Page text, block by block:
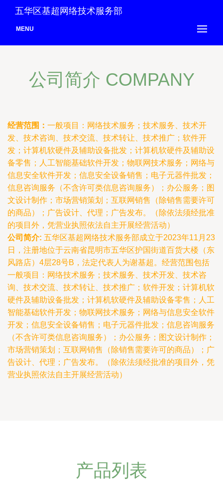
五华区基超网络技术服务部
MENU
公司简介 COMPANY
经营范围： 一般项目：网络技术服务；技术服务、技术开
发、技术咨询、技术交流、技术转让、技术推广；软件开
发；计算机软硬件及辅助设备批发；计算机软硬件及辅助设
备零售；人工智能基础软件开发；物联网技术服务；网络与
信息安全软件开发；信息安全设备销售；电子元器件批发；
信息咨询服务（不含许可类信息咨询服务）；办公服务；图
文设计制作；市场营销策划；互联网销售（除销售需要许可
的商品）；广告设计、代理；广告发布。（除依法须经批准
的项目外，凭营业执照依法自主开展经营活动）
公司简介: 五华区基超网络技术服务部成立于2023年11月23
日，注册地位于云南省昆明市五华区护国街道百货大楼（东
风路店）4层28号B，法定代表人为谢基超。经营范围包括
一般项目：网络技术服务；技术服务、技术开发、技术咨
询、技术交流、技术转让、技术推广；软件开发；计算机软
硬件及辅助设备批发；计算机软硬件及辅助设备零售；人工
智能基础软件开发；物联网技术服务；网络与信息安全软件
开发；信息安全设备销售；电子元器件批发；信息咨询服务
（不含许可类信息咨询服务）；办公服务；图文设计制作；
市场营销策划；互联网销售（除销售需要许可的商品）；广
告设计、代理；广告发布。（除依法须经批准的项目外，凭
营业执照依法自主开展经营活动）
产品列表